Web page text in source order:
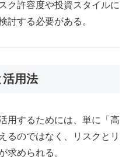
ク許容度や投資スタイルに
討する必要がある。
活用法
用するためには、単に「高
るのではなく、リスクとリ
求められる。